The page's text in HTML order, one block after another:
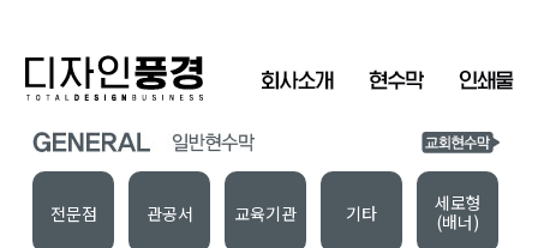
전문점 관공서 교육기관 기타
세로형
(배너)